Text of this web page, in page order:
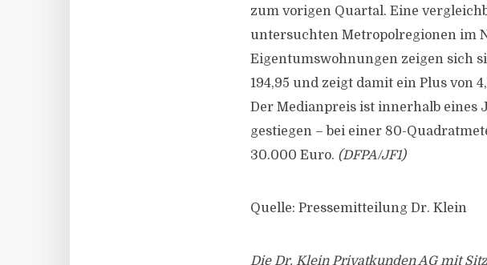
zum vorigen Quartal. Eine
untersuchten Metropolregionen im
Eigentumswohnungen zeigen sich
194,95 und zeigt damit ein Plus von
Der Medianpreis ist innerhalb eines
gestiegen – bei einer 80-
30.000 Euro. (DFPA/JF1)
Quelle: Pressemitteilung Dr. Klein
Die Dr. Klein Privatkunden AG mit